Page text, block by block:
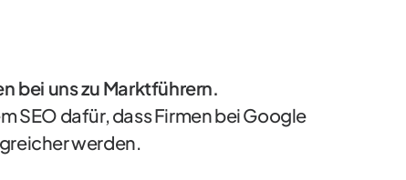
bei uns zu Marktführern.
SEO dafür, dass Firmen bei Google
werden.